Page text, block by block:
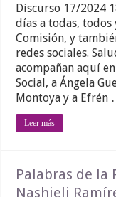
Discurso 17/2024
días a todas, todos
Comisión, y
redes sociales.
acompañan aquí
Social, a Ángela
Montoya y a Efrén
Leer más
Palabras de la
Nashieli